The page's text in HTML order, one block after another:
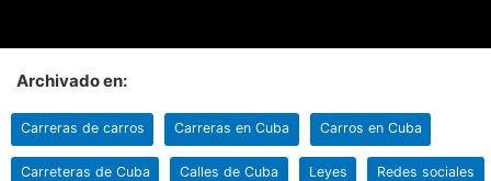
Archivado en:
Carreras de carros Carreras en Cuba Carros en Cuba
Carreteras de Cuba Calles de Cuba Leyes Redes sociales